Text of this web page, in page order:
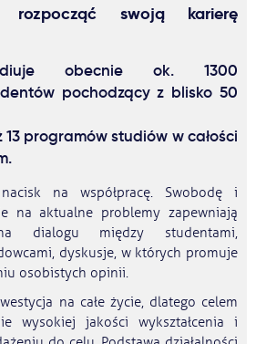
rozpocząć swoją karierę
obecnie ok. 1300
pochodzący z blisko 50
programów studiów w całości
na współpracę. Swobodę i
na aktualne problemy zapewniają
dialogu między studentami,
dyskusje, w których promuje
osobistych opinii.
na całe życie, dlatego celem
wysokiej jakości wykształcenia i